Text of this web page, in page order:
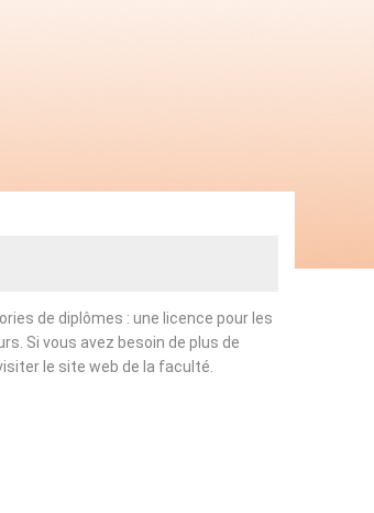
de diplômes : une licence pour les
Si vous avez besoin de plus de
le site web de la faculté.